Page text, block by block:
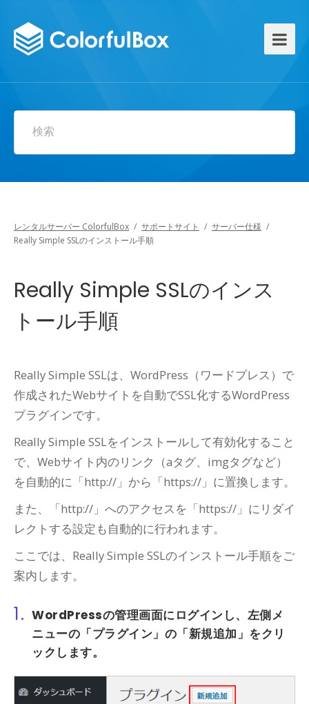
検索
レンタルサーバー ColorfulBox / サポートサイト / サーバー仕様 /
Really Simple SSLのインストール手順
Really Simple SSLのインス
トール手順
Really Simple SSLは、WordPress（ワードプレス）で
作成されたWebサイトを自動でSSL化するWordPress
プラグインです。
Really Simple SSLをインストールして有効化すること
で、Webサイト内のリンク（aタグ、imgタグなど）
を自動的に「http://」から「https://」に置換します。
また、「http://」へのアクセスを「https://」にリダイ
レクトする設定も自動的に行われます。
ここでは、Really Simple SSLのインストール手順をご
案内します。
1. WordPressの管理画面にログインし、左側メ
ニューの 「プラグイン」 の 「新規追加」 をクリ
ックします。